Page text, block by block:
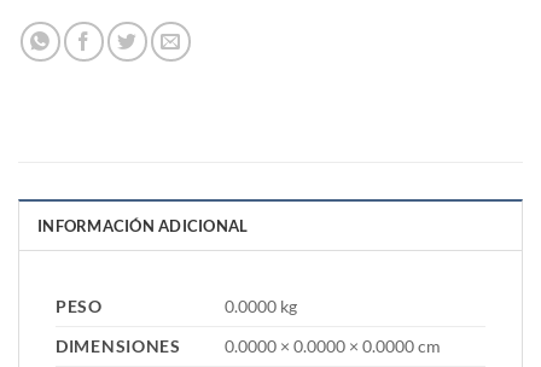
INFORMACIÓN ADICIONAL
PESO
0.0000 kg
DIMENSIONES
0.0000 × 0.0000 × 0.0000 cm